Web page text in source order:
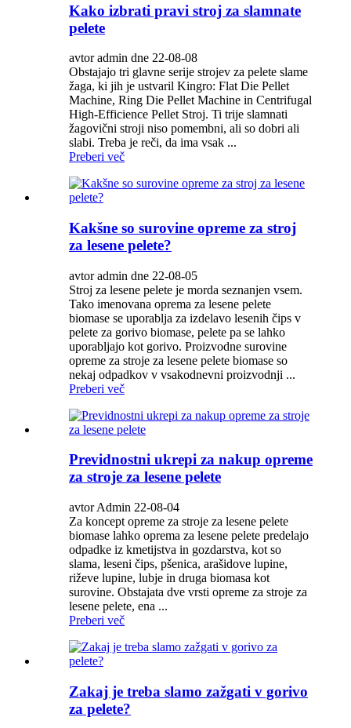
Kako izbrati pravi stroj za slamnate
pelete
avtor admin dne 22-08-08
Obstajajo tri glavne serije strojev za pelete slame
žaga, ki jih je ustvaril Kingro: Flat Die Pellet
Machine, Ring Die Pellet Machine in Centrifugal
High-Efficience Pellet Stroj. Ti trije slamnati
žagovični stroji niso pomembni, ali so dobri ali
slabi. Treba je reči, da ima vsak ...
Preberi več
Kakšne so surovine opreme za stroj
za lesene pelete?
avtor admin dne 22-08-05
Stroj za lesene pelete je morda seznanjen vsem.
Tako imenovana oprema za lesene pelete
biomase se uporablja za izdelavo lesenih čips v
pelete za gorivo biomase, pelete pa se lahko
uporabljajo kot gorivo. Proizvodne surovine
opreme za stroje za lesene pelete biomase so
nekaj odpadkov v vsakodnevni proizvodnji ...
Preberi več
Previdnostni ukrepi za nakup opreme
za stroje za lesene pelete
avtor Admin 22-08-04
Za koncept opreme za stroje za lesene pelete
biomase lahko oprema za lesene pelete predelajo
odpadke iz kmetijstva in gozdarstva, kot so
slama, leseni čips, pšenica, arašidove lupine,
riževe lupine, lubje in druga biomasa kot
surovine. Obstajata dve vrsti opreme za stroje za
lesene pelete, ena ...
Preberi več
Zakaj je treba slamo zažgati v gorivo
za pelete?